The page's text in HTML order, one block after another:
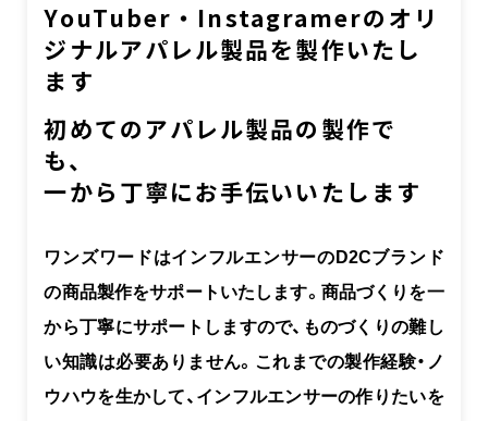
YouTuber・Instagramerのオリ
ジナルアパレル製品を製作いたし
ます
初めてのアパレル製品の製作で
も、
一から丁寧にお手伝いいたします
ワンズワードはインフルエンサーのD2Cブランド
の商品製作をサポートいたします。商品づくりを一
から丁寧にサポートしますので、ものづくりの難し
い知識は必要ありません。これまでの製作経験・ノ
ウハウを生かして、インフルエンサーの作りたいを